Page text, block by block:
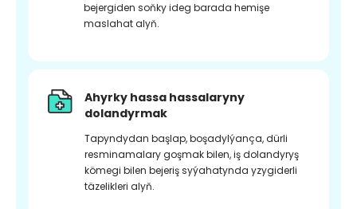
bejergiden soňky ideg barada hemişe
maslahat alyň.
Ahyrky hassa hassalaryny
dolandyrmak
Tapyndydan başlap, boşadylýança, dürli
resminamalary goşmak bilen, iş dolandyryş
kömegi bilen bejeriş syýahatynda yzygiderli
täzelikleri alyň.